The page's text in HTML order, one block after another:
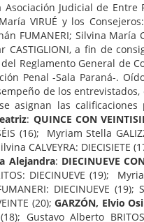
Judicial de Entre
VIRUÉ y los
FUMANERI; Silvina María
CASTIGLIONI, a fin de
Reglamento General de
Penal -Sala Paraná-.
de los entrevistados,
asignan las calificaciones
: QUINCE CON
(16); Myriam Stella
CALVEYRA: DIECISIETE
Alejandra: DIECINUEVE
DIECINUEVE (19);
DIECINUEVE (19);
(20); GARZÓN, Elvio
Gustavo Alberto